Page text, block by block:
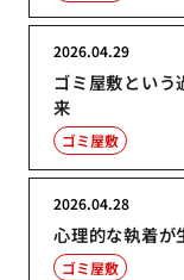
ゴミ屋敷という
来
2026.04.29
ゴミ屋敷
心理的な執着が
2026.04.28
ゴミ屋敷